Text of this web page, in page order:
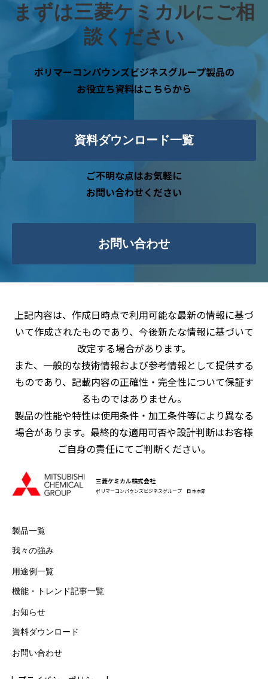
まずは三菱ケミカルにご相
談ください
ポリマーコンパウンズビジネスグループ製品の
お役立ち資料はこちらから
資料ダウンロード一覧
ご不明な点はお気軽に
お問い合わせください
お問い合わせ
上記内容は、作成日時点で利用可能な最新の情報に基づ
いて作成されたものであり、今後新たな情報に基づいて
改定する場合があります。
また、一般的な技術情報および参考情報として提供する
ものであり、記載内容の正確性・完全性について保証す
るものではありません。
製品の性能や特性は使用条件・加工条件等により異なる
場合があります。最終的な適用可否や設計判断はお客様
ご自身の責任にてご判断ください。
三菱ケミカル株式会社
ポリマーコンパウンズビジネスグループ 日本本部
製品一覧
我々の強み
用途例一覧
機能・トレンド記事一覧
お知らせ
資料ダウンロード
お問い合わせ